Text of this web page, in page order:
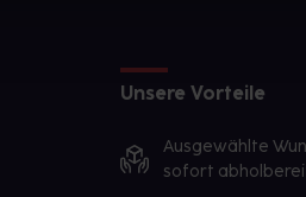
Unsere Vorteile
Ausgewählte
sofort